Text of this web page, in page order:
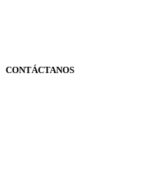
CONTÁCTANOS